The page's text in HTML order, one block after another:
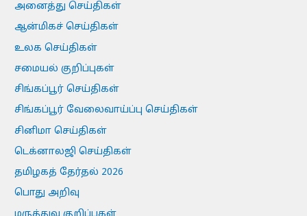
அனைத்து செய்திகள்
ஆன்மிகச் செய்திகள்
உலக செய்திகள்
சமையல் குறிப்புகள்
சிங்கப்பூர் செய்திகள்
சிங்கப்பூர் வேலைவாய்ப்பு செய்திகள்
சினிமா செய்திகள்
டெக்னாலஜி செய்திகள்
தமிழகத் தேர்தல் 2026
பொது அறிவு